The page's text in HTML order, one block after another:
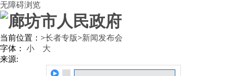
无障碍浏览
当前位置： >长者专版>新闻发布会
字体： 小
大
来源: